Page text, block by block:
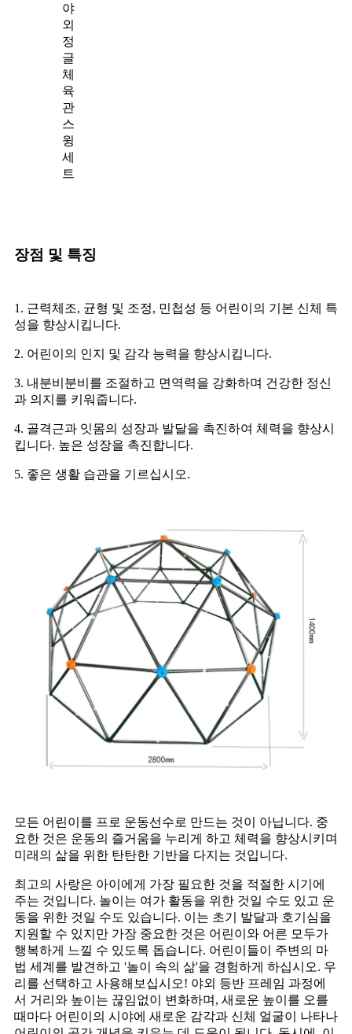
야
외
정
글
체
육
관
스
윙
세
트
장점 및 특징
1. 근력체조, 균형 및 조정, 민첩성 등 어린이의 기본 신체 특
성을 향상시킵니다.
2. 어린이의 인지 및 감각 능력을 향상시킵니다.
3. 내분비분비를 조절하고 면역력을 강화하며 건강한 정신
과 의지를 키워줍니다.
4. 골격근과 잇몸의 성장과 발달을 촉진하여 체력을 향상시
킵니다. 높은 성장을 촉진합니다.
5. 좋은 생활 습관을 기르십시오.
모든 어린이를 프로 운동선수로 만드는 것이 아닙니다. 중
요한 것은 운동의 즐거움을 누리게 하고 체력을 향상시키며
미래의 삶을 위한 탄탄한 기반을 다지는 것입니다.
최고의 사랑은 아이에게 가장 필요한 것을 적절한 시기에
주는 것입니다. 놀이는 여가 활동을 위한 것일 수도 있고 운
동을 위한 것일 수도 있습니다. 이는 초기 발달과 호기심을
지원할 수 있지만 가장 중요한 것은 어린이와 어른 모두가
행복하게 느낄 수 있도록 돕습니다. 어린이들이 주변의 마
법 세계를 발견하고 '놀이 속의 삶'을 경험하게 하십시오. 우
리를 선택하고 사용해보십시오! 야외 등반 프레임 과정에
서 거리와 높이는 끊임없이 변화하며, 새로운 높이를 오를
때마다 어린이의 시야에 새로운 감각과 신체 얼굴이 나타나